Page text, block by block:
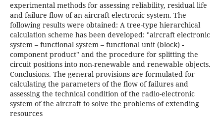
experimental methods for assessing reliability, residual life
and failure flow of an aircraft electronic system. The
following results were obtained: A tree-type hierarchical
calculation scheme has been developed: "aircraft electronic
system – functional system – functional unit (block) -
component product" and the procedure for splitting the
circuit positions into non-renewable and renewable objects.
Conclusions. The general provisions are formulated for
calculating the parameters of the flow of failures and
assessing the technical condition of the radio-electronic
system of the aircraft to solve the problems of extending
resources